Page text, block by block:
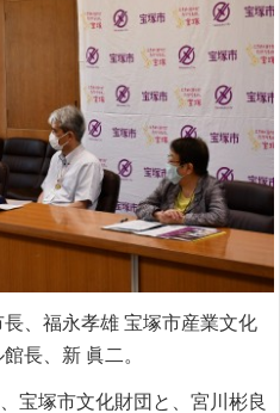
、福永孝雄 宝塚市産業文化
長、新 眞二。
宝塚市文化財団と、宮川彬良